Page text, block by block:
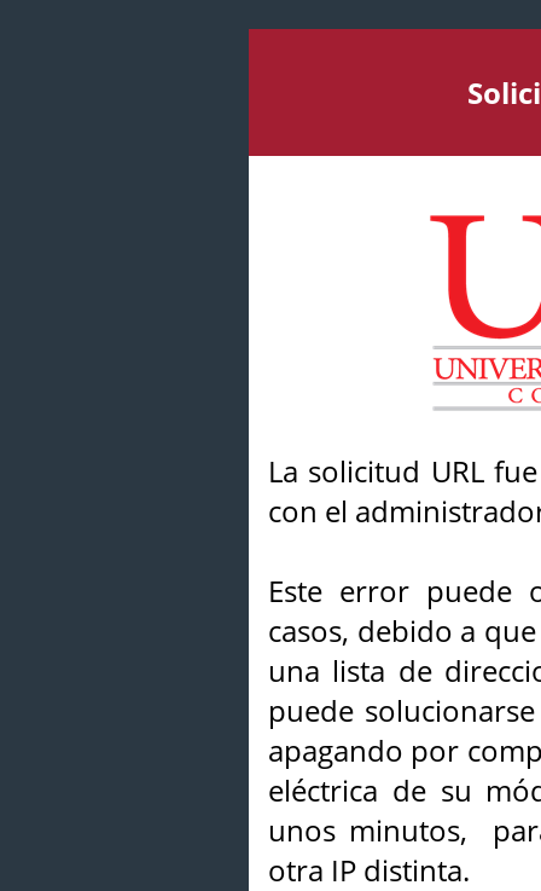
La solicitud URL
con el
Este error puede
casos, debido a
una lista de
puede
apagando por
eléctrica de su
unos minutos,
otra IP distinta.